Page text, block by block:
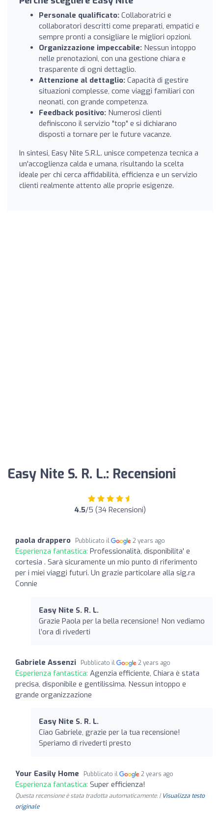
Personale qualificato: Collaboratrici e
collaboratori descritti come preparati, empatici e
sempre pronti a consigliare le migliori opzioni.
Organizzazione impeccabile: Nessun intoppo
nelle prenotazioni, con una gestione chiara e
trasparente di ogni dettaglio.
Attenzione al dettaglio: Capacità di gestire
situazioni complesse, come viaggi familiari con
neonati, con grande competenza.
Feedback positivo: Numerosi clienti
definiscono il servizio "top" e si dichiarano
disposti a tornare per le future vacanze.
In sintesi, Easy Nite S.R.L. unisce competenza tecnica a
un'accoglienza calda e umana, risultando la scelta
ideale per chi cerca affidabilità, efficienza e un servizio
clienti realmente attento alle proprie esigenze.
Easy Nite S. R. L.: Recensioni
4.5/5 (34 Recensioni)
paola drappero Pubblicato il 2 years ago
Esperienza fantastica: Professionalità, disponibilita' e
cortesia . Sarà sicuramente un mio punto di riferimento
per i miei viaggi futuri. Un grazie particolare alla sig.ra
Connie
Easy Nite S. R. L.
Grazie Paola per la bella recensione! Non vediamo
l’ora di rivederti
Gabriele Assenzi Pubblicato il 2 years ago
Esperienza fantastica: Agenzia efficiente, Chiara è stata
precisa, disponibile e gentilissima. Nessun intoppo e
grande organizzazione
Easy Nite S. R. L.
Ciao Gabriele, grazie per la tua recensione!
Speriamo di rivederti presto
Your Easily Home Pubblicato il 2 years ago
Esperienza fantastica: Super efficienza!
Questa recensione è stata tradotta automaticamente. | Visualizza testo
originale